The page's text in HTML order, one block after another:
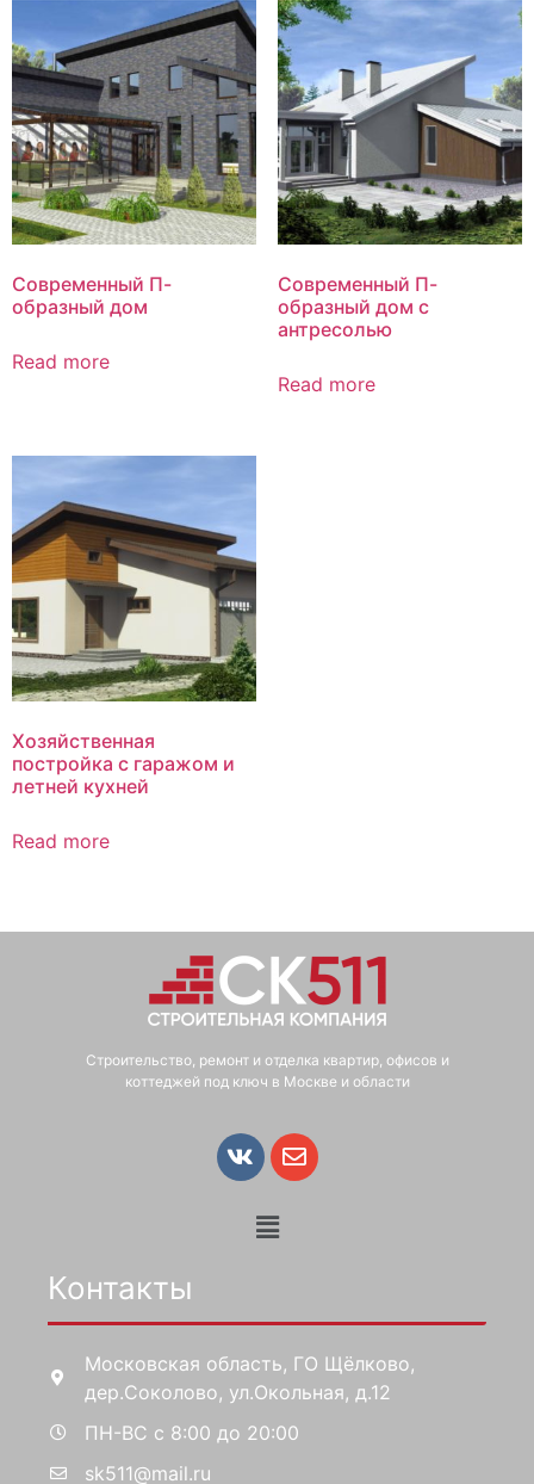
Современный П-
образный дом
Read more
Современный П-
образный дом с
антресолью
Read more
Хозяйственная
постройка с гаражом и
летней кухней
Read more
Строительство, ремонт и отделка квартир, офисов и
коттеджей под ключ в Москве и области
Контакты
Московская область, ГО Щёлково,
дер.Соколово, ул.Окольная, д.12
ПН-ВС с 8:00 до 20:00
sk511@mail.ru